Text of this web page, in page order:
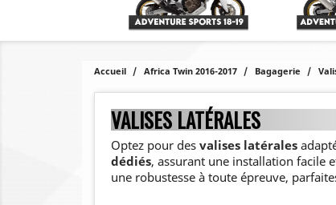
Accueil Africa Twin 2016-2017 Bagagerie
VALISES LATÉRALES
Optez pour des valises latérales
dédiés, assurant une installation facile
une robustesse à toute épreuve,